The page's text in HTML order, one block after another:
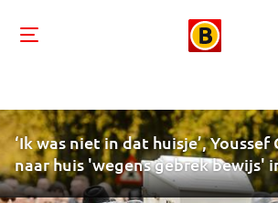
‘Ik was niet in dat huisje’, Youssef
naar huis 'wegens gebrek bewijs'